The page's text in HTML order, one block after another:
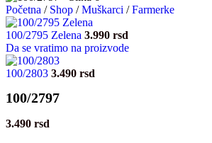
Početna / Shop / Muškarci / Farmerke
100/2795 Zelena 3.990 rsd
Da se vratimo na proizvode
100/2803 3.490 rsd
100/2797
3.490 rsd